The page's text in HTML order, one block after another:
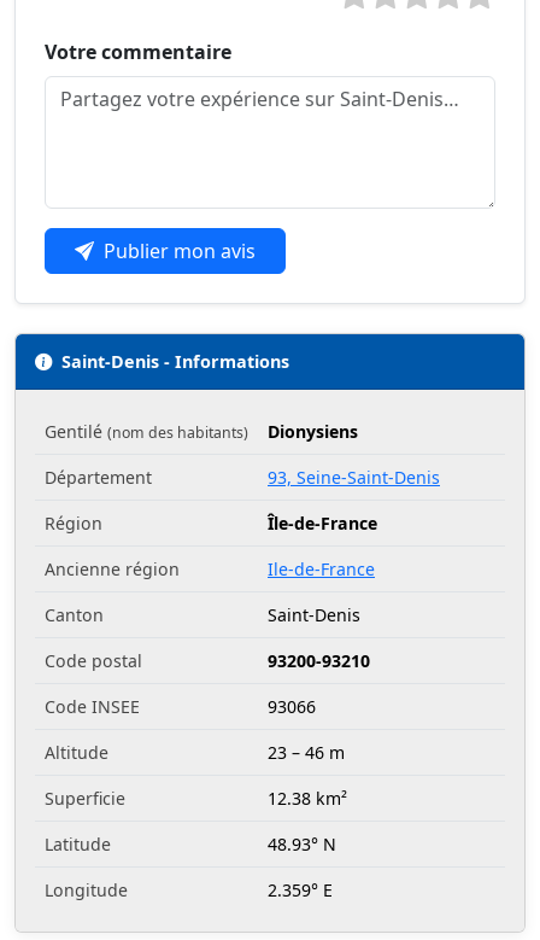
Votre commentaire
Publier mon avis
Saint-Denis - Informations
Gentilé (nom des habitants)
Dionysiens
Département
93, Seine-Saint-Denis
Région
Île-de-France
Ancienne région
Ile-de-France
Canton
Saint-Denis
Code postal
93200-93210
Code INSEE
93066
Altitude
23 – 46 m
Superficie
12.38 km²
Latitude
48.93° N
Longitude
2.359° E